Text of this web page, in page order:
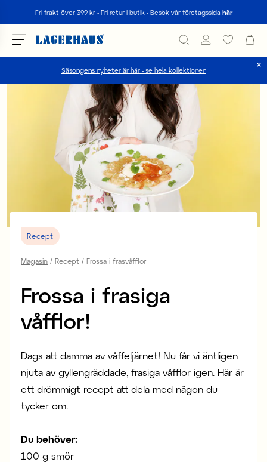
Fri frakt över 399 kr - Fri retur i butik - Besök vår företagssida här
Säsongens nyheter är här - se hela kollektionen
Välj språk / valuta
DK / EUR
FI / EUR
NO / NKR
SE / SEK
Recept
Magasin Recept Frossa i frasvåfflor
Frossa i frasiga
våfflor!
Dags att damma av våffeljärnet! Nu får vi äntligen
njuta av gyllengräddade, frasiga våfflor igen. Här är
ett drömmigt recept att dela med någon du
tycker om.
Du behöver:
100 g smör